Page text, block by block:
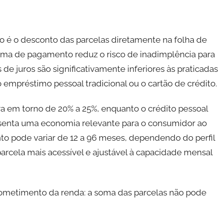
é o desconto das parcelas diretamente na folha de
de pagamento reduz o risco de inadimplência para
juros são significativamente inferiores às praticadas
pessoal tradicional ou o cartão de crédito.
torno de 20% a 25%, enquanto o crédito pessoal
uma economia relevante para o consumidor ao
pode variar de 12 a 96 meses, dependendo do perfil
mais acessível e ajustável à capacidade mensal
da renda: a soma das parcelas não pode